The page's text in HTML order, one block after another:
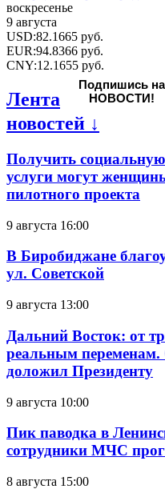
воскресенье
9 августа
USD:82.1665 руб.
EUR:94.8366 руб.
CNY:12.1655 руб.
Подпишись на
НОВОСТИ!
Лента
новостей ↓
Получить
услуги могут
пилотного проекта
9 августа 16:00
В Биробиджане
ул. Советской
9 августа 13:00
Дальний Восток: от
реальным
доложил Президенту
9 августа 10:00
Пик паводка в
сотрудники МЧС
8 августа 15:00